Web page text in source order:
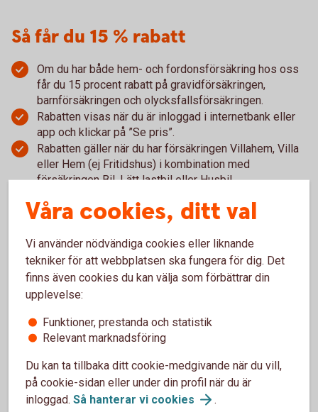
Så får du 15 % rabatt
Om du har både hem- och fordonsförsäkring hos oss
får du 15 procent rabatt på gravidförsäkringen,
barnförsäkringen och olycksfallsförsäkringen.
Rabatten visas när du är inloggad i internetbank eller
app och klickar på ”Se pris”.
Rabatten gäller när du har försäkringen Villahem, Villa
eller Hem (ej Fritidshus) i kombination med
försäkringen Bil, Lätt lastbil eller Husbil.
Anmäl skada
Har olyckan varit framme?
Våra cookies, ditt val
Vi använder nödvändiga cookies eller liknande
tekniker för att webbplatsen ska fungera för dig. Det
finns även cookies du kan välja som förbättrar din
upplevelse:
Funktioner, prestanda och statistik
Relevant marknadsföring
Du kan ta tillbaka ditt cookie-medgivande när du vill,
på cookie-sidan eller under din profil när du är
inloggad. Så hanterar vi cookies .